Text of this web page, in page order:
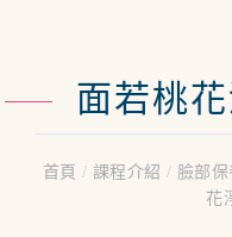
面若桃
首頁 / 課程介紹/ 臉部
花